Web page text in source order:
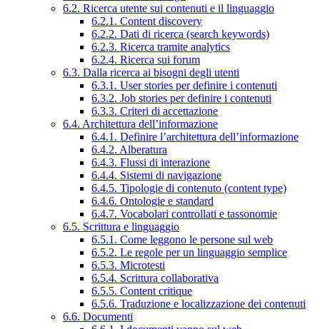
6.2. Ricerca utente sui contenuti e il linguaggio
6.2.1. Content discovery
6.2.2. Dati di ricerca (search keywords)
6.2.3. Ricerca tramite analytics
6.2.4. Ricerca sui forum
6.3. Dalla ricerca ai bisogni degli utenti
6.3.1. User stories per definire i contenuti
6.3.2. Job stories per definire i contenuti
6.3.3. Criteri di accettazione
6.4. Architettura dell’informazione
6.4.1. Definire l’architettura dell’informazione
6.4.2. Alberatura
6.4.3. Flussi di interazione
6.4.4. Sistemi di navigazione
6.4.5. Tipologie di contenuto (content type)
6.4.6. Ontologie e standard
6.4.7. Vocabolari controllati e tassonomie
6.5. Scrittura e linguaggio
6.5.1. Come leggono le persone sul web
6.5.2. Le regole per un linguaggio semplice
6.5.3. Microtesti
6.5.4. Scrittura collaborativa
6.5.5. Content critique
6.5.6. Traduzione e localizzazione dei contenuti
6.6. Documenti